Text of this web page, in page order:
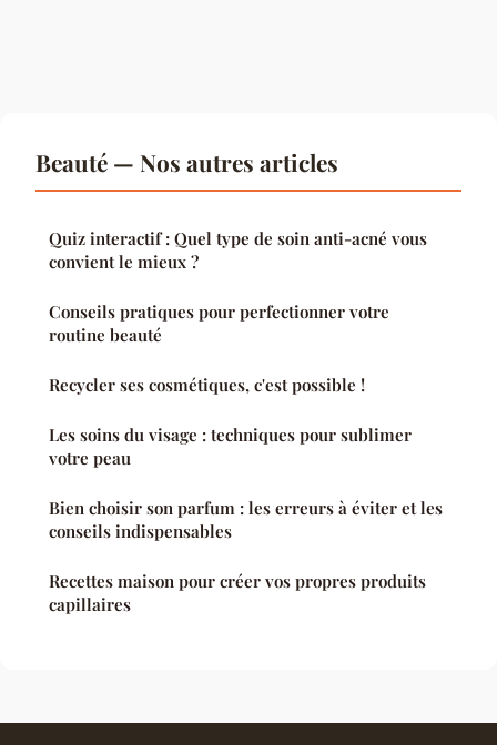
Beauté — Nos autres articles
Quiz interactif : Quel type de soin anti-acné vous
convient le mieux ?
Conseils pratiques pour perfectionner votre
routine beauté
Recycler ses cosmétiques, c'est possible !
Les soins du visage : techniques pour sublimer
votre peau
Bien choisir son parfum : les erreurs à éviter et les
conseils indispensables
Recettes maison pour créer vos propres produits
capillaires